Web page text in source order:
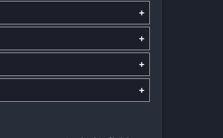
+
+
+
+